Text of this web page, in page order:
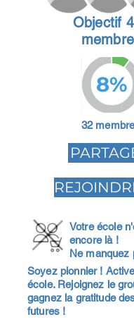
Objectif
8%
32
Votre école
encore là !
Ne manquez
Soyez pionnier !
école. Rejoignez le
gagnez la gratitude
futures !